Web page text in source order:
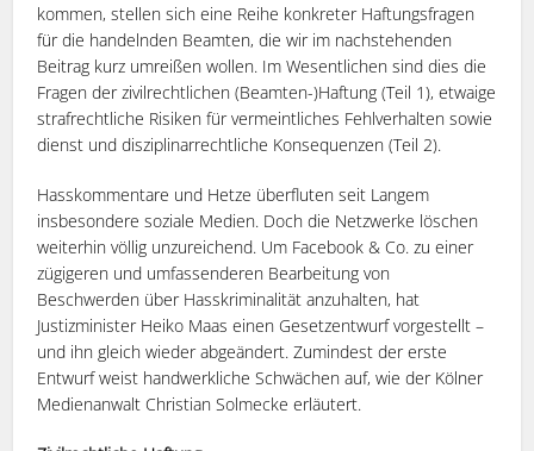
kommen, stellen sich eine Reihe konkreter Haftungsfragen
für die handelnden Beamten, die wir im nachstehenden
Beitrag kurz umreißen wollen. Im Wesentlichen sind dies die
Fragen der zivilrechtlichen (Beamten-)Haftung (Teil 1), etwaige
strafrechtliche Risiken für vermeintliches Fehlverhalten sowie
dienst und disziplinarrechtliche Konsequenzen (Teil 2).
Hasskommentare und Hetze überfluten seit Langem
insbesondere soziale Medien. Doch die Netzwerke löschen
weiterhin völlig unzureichend. Um Facebook & Co. zu einer
zügigeren und umfassenderen Bearbeitung von
Beschwerden über Hasskriminalität anzuhalten, hat
Justizminister Heiko Maas einen Gesetzentwurf vorgestellt –
und ihn gleich wieder abgeändert. Zumindest der erste
Entwurf weist handwerkliche Schwächen auf, wie der Kölner
Medienanwalt Christian Solmecke erläutert.